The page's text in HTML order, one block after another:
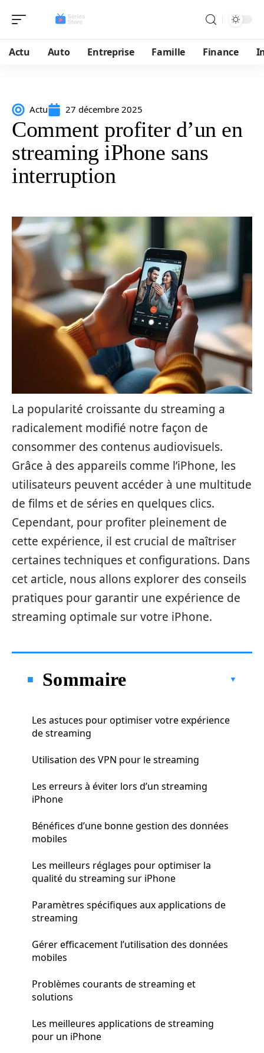
Actu Auto Entreprise Famille Finance
Actu 27 décembre 2025
Comment profiter d’un en
streaming iPhone sans
interruption
La popularité croissante du streaming a
radicalement modifié notre façon de
consommer des contenus audiovisuels.
Grâce à des appareils comme l’iPhone, les
utilisateurs peuvent accéder à une multitude
de films et de séries en quelques clics.
Cependant, pour profiter pleinement de
cette expérience, il est crucial de maîtriser
certaines techniques et configurations. Dans
cet article, nous allons explorer des conseils
pratiques pour garantir une expérience de
streaming optimale sur votre iPhone.
Sommaire
Les astuces pour optimiser votre expérience
de streaming
Utilisation des VPN pour le streaming
Les erreurs à éviter lors d’un streaming
iPhone
Bénéfices d’une bonne gestion des données
mobiles
Les meilleurs réglages pour optimiser la
qualité du streaming sur iPhone
Paramètres spécifiques aux applications de
streaming
Gérer efficacement l’utilisation des données
mobiles
Problèmes courants de streaming et
solutions
Les meilleures applications de streaming
pour un iPhone